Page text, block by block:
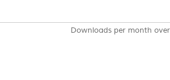
Downloads per month